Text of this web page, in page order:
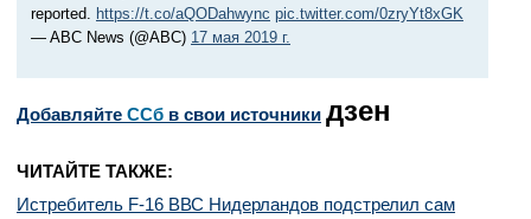
reported. https://t.co/aQODahwync pic.twitter.com/0zryYt8xGK
— ABC News (@ABC) 17 мая 2019 г.
Добавляйте CСб в свои источники дзен
ЧИТАЙТЕ ТАКЖЕ:
Истребитель F-16 ВВС Нидерландов подстрелил сам